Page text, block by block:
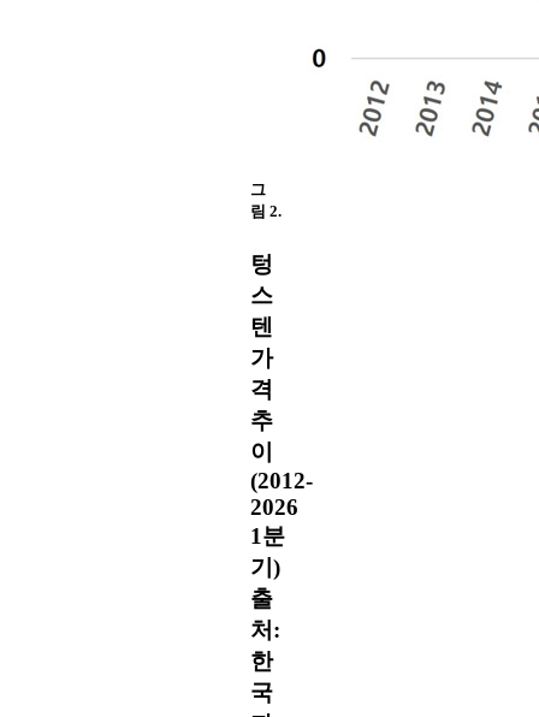
그
림 2.
텅
스
텐
가
격
추
이
(2012-
2026
1분
기)
출
처:
한
국